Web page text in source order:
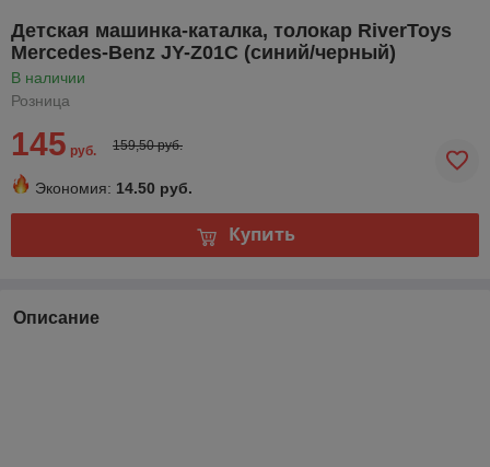
Детская машинка-каталка, толокар RiverToys
Mercedes-Benz JY-Z01C (синий/черный)
В наличии
Розница
145 руб. 159,50 руб.
Экономия: 14.50 руб.
Купить
Описание